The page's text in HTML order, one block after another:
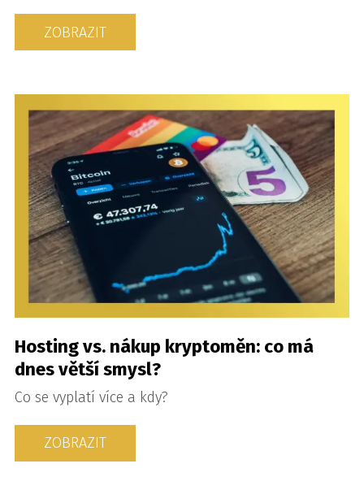
ZOBRAZIT
Hosting vs. nákup kryptoměn: co má
dnes větší smysl?
Co se vyplatí více a kdy?
ZOBRAZIT